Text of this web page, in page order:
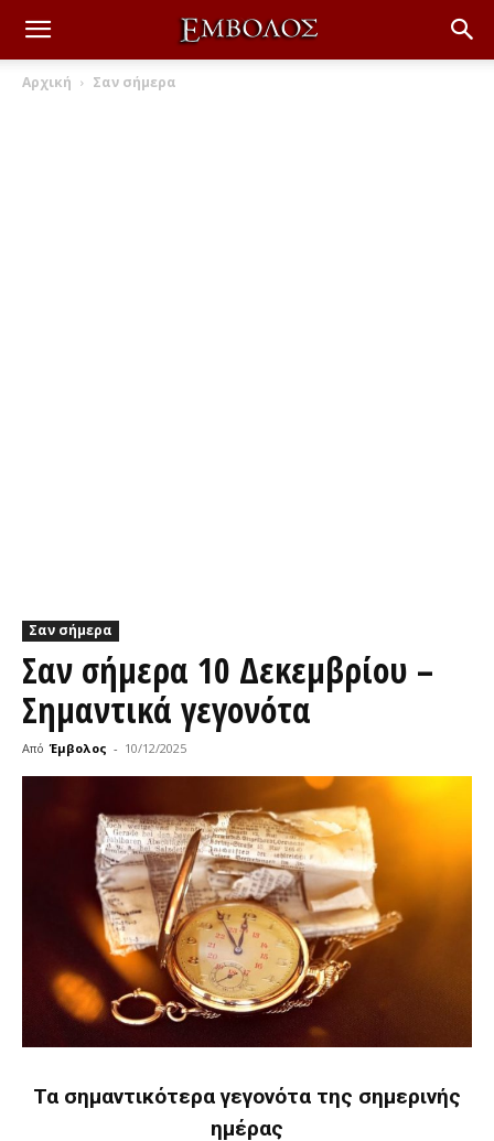
Αρχική Σαν σήμερα
Σαν σήμερα
Σαν σήμερα 10 Δεκεμβρίου –
Σημαντικά γεγονότα
Από Έμβολος - 10/12/2025
Τα σημαντικότερα γεγονότα της σημερινής
ημέρας